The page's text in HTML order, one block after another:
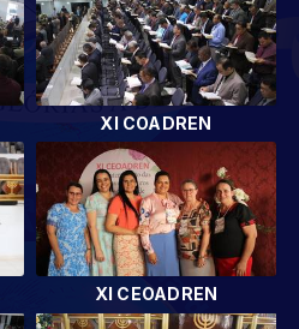
XI COADREN
XI CEOADREN